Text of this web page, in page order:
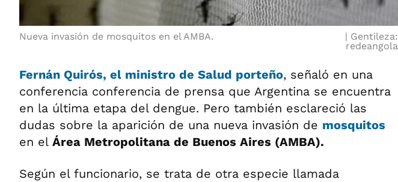
Nueva invasión de mosquitos en el AMBA.
Gentileza:
redeangola
Fernán Quirós, el ministro de Salud porteño, señaló en una
conferencia conferencia de prensa que Argentina se encuentra
en la última etapa del dengue. Pero también esclareció las
dudas sobre la aparición de una nueva invasión de mosquitos
en el Área Metropolitana de Buenos Aires (AMBA).
Según el funcionario, se trata de otra especie llamada